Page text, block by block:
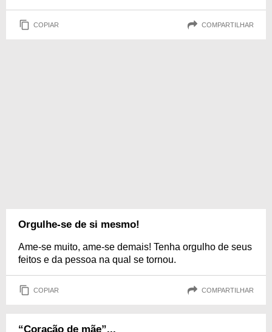
COPIAR COMPARTILHAR
Orgulhe-se de si mesmo!
Ame-se muito, ame-se demais! Tenha orgulho de seus
feitos e da pessoa na qual se tornou.
COPIAR COMPARTILHAR
“Coração de mãe”...